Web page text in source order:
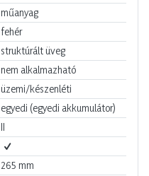
műanyag
fehér
struktúrált üveg
nem alkalmazható
üzemi/készenléti
egyedi (egyedi akkumulátor)
II
265 mm